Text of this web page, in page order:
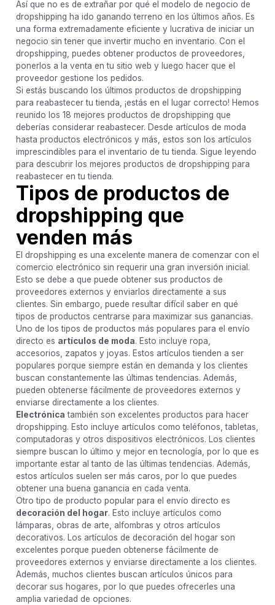
Así que no es de extrañar por qué el modelo de negocio de
dropshipping ha ido ganando terreno en los últimos años. Es
una forma extremadamente eficiente y lucrativa de iniciar un
negocio sin tener que invertir mucho en inventario. Con el
dropshipping, puedes obtener productos de proveedores,
ponerlos a la venta en tu sitio web y luego hacer que el
proveedor gestione los pedidos.
Si estás buscando los últimos productos de dropshipping
para reabastecer tu tienda, ¡estás en el lugar correcto! Hemos
reunido los 18 mejores productos de dropshipping que
deberías considerar reabastecer. Desde artículos de moda
hasta productos electrónicos y más, estos son los artículos
imprescindibles para el inventario de tu tienda. Sigue leyendo
para descubrir los mejores productos de dropshipping para
reabastecer en tu tienda.
Tipos de productos de
dropshipping que
venden más
El dropshipping es una excelente manera de comenzar con el
comercio electrónico sin requerir una gran inversión inicial.
Esto se debe a que puede obtener sus productos de
proveedores externos y enviarlos directamente a sus
clientes. Sin embargo, puede resultar difícil saber en qué
tipos de productos centrarse para maximizar sus ganancias.
Uno de los tipos de productos más populares para el envío
directo es artículos de moda. Esto incluye ropa,
accesorios, zapatos y joyas. Estos artículos tienden a ser
populares porque siempre están en demanda y los clientes
buscan constantemente las últimas tendencias. Además,
pueden obtenerse fácilmente de proveedores externos y
enviarse directamente a los clientes.
Electrónica también son excelentes productos para hacer
dropshipping. Esto incluye artículos como teléfonos, tabletas,
computadoras y otros dispositivos electrónicos. Los clientes
siempre buscan lo último y mejor en tecnología, por lo que es
importante estar al tanto de las últimas tendencias. Además,
estos artículos suelen ser más caros, por lo que puedes
obtener una buena ganancia en cada venta.
Otro tipo de producto popular para el envío directo es
decoración del hogar. Esto incluye artículos como
lámparas, obras de arte, alfombras y otros artículos
decorativos. Los artículos de decoración del hogar son
excelentes porque pueden obtenerse fácilmente de
proveedores externos y enviarse directamente a los clientes.
Además, muchos clientes buscan artículos únicos para
decorar sus hogares, por lo que puedes ofrecerles una
amplia variedad de opciones.